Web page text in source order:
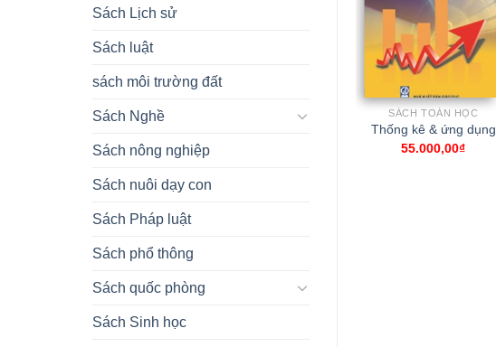
Sách Lịch sử
Sách luật
sách môi trường đất
Sách Nghề
Sách nông nghiệp
Sách nuôi dạy con
Sách Pháp luật
Sách phổ thông
Sách quốc phòng
Sách Sinh học
SÁCH TOÁN HỌC
Thống kê & ứng dụng
55.000,00₫
SÁCH TOÁN HỌC
Toán cao cấp( Dùng
cho đào tạo bác sĩ đa
59.000,00₫
SÁCH TOÁN HỌC